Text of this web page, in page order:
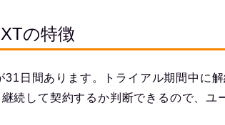
の特徴
日間あります。トライアル期間中に解
続して契約するか判断できるので、ユ